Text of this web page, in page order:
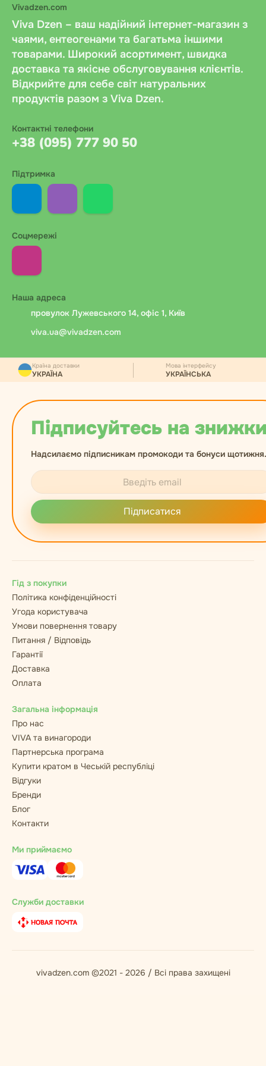
Нової пошти.
Накладений платіж Нова Пошта: Накладений
платіж через Нову пошту по Україні. Оплата
перевізника становить 2% від суми + 20 грн.
Підтвердження платежу відбувається автоматично
переказом на розрахунковий рахунок. Після
варіабельний символ. Можлива оплата через
займає від 1 до 24 годин і залежить від банку
клієнта.
Vivadzen.com
Viva Dzen – ваш надійний інтернет-магазин з
чаями, ентеогенами та багатьма іншими
товарами. Широкий асортимент, швидка
доставка та якісне обслуговування клієнтів.
Відкрийте для себе світ натуральних
продуктів разом з Viva Dzen.
Контактні телефони
+38 (095) 777 90 50
Підтримка
Соцмережі
Наша адреса
провулок Лужевського 14, офіс 1, Київ
viva.ua@vivadzen.com
Підписуйтесь на
Надсилаємо підписникам промокоди та бонуси щотижня.
Підписатися
Країна доставки
УКРАЇНА
Мова інтерфейсу
УКРАЇНСЬКА
Гід з покупки
Політика конфіденційності
Угода користувача
Умови повернення товару
Питання / Відповідь
Гарантії
Доставка
Оплата
Загальна інформація
Про нас
VIVA та винагороди
Партнерська програма
Купити кратом в Чеській республіці
Відгуки
Бренди
Блог
Контакти
Ми приймаємо
Служби доставки
vivadzen.com ©2021 - 2026 / Всі права захищені